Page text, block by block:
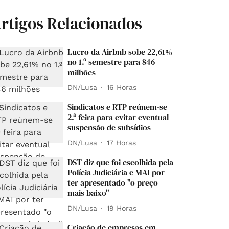
Relacionados
Lucro da Airbnb sobe 22,61%
no 1.º semestre para 846
milhões
DN/Lusa 16 Horas
Sindicatos e RTP reúnem-se
2.ª feira para evitar eventual
suspensão de subsídios
DN/Lusa 17 Horas
DST diz que foi escolhida pela
Polícia Judiciária e MAI por
ter apresentado "o preço
mais baixo"
DN/Lusa 19 Horas